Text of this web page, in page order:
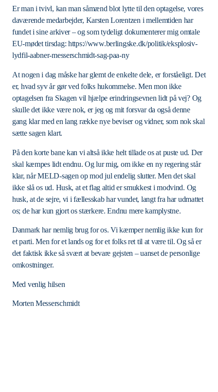
Er man i tvivl, kan man såmænd blot lytte til den optagelse, vores
daværende medarbejder, Karsten Lorentzen i mellemtiden har
fundet i sine arkiver – og som tydeligt dokumenterer mig omtale
EU-mødet tirsdag: https://www.berlingske.dk/politik/eksplosiv-
lydfil-aabner-messerschmidt-sag-paa-ny
At nogen i dag måske har glemt de enkelte dele, er forståeligt. Det
er, hvad syv år gør ved folks hukommelse. Men mon ikke
optagelsen fra Skagen vil hjælpe erindringsevnen lidt på vej? Og
skulle det ikke være nok, er jeg og mit forsvar da også denne
gang klar med en lang række nye beviser og vidner, som nok skal
sætte sagen klart.
På den korte bane kan vi altså ikke helt tillade os at puste ud. Der
skal kæmpes lidt endnu. Og lur mig, om ikke en ny regering står
klar, når MELD-sagen op mod jul endelig slutter. Men det skal
ikke slå os ud. Husk, at et flag altid er smukkest i modvind. Og
husk, at de sejre, vi i fællesskab har vundet, langt fra har udmattet
os; de har kun gjort os stærkere. Endnu mere kamplystne.
Danmark har nemlig brug for os. Vi kæmper nemlig ikke kun for
et parti. Men for et lands og for et folks ret til at være til. Og så er
det faktisk ikke så svært at bevare gejsten – uanset de personlige
omkostninger.
Med venlig hilsen
Morten Messerschmidt